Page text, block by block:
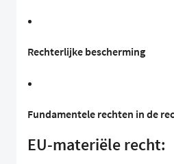
Rechterlijke bescherming
Fundamentele rechten in de
EU-materiële recht: